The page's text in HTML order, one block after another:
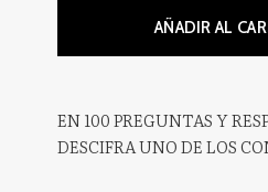
AÑADIR AL
EN 100 PREGUNTAS Y
DESCIFRA UNO DE LOS